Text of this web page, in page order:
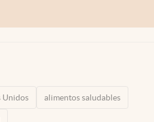
Unidos alimentos saludables